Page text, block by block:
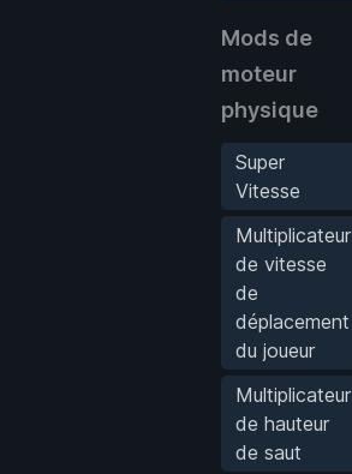
Mods de
moteur
physique
Super
Vitesse
Multiplicateur
de vitesse
de
déplacement
du joueur
Multiplicateur
de hauteur
de saut